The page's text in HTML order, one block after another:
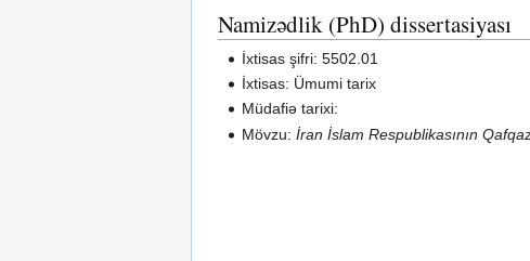
Namizədlik (PhD) dissertasiyası
İxtisas şifri: 5502.01
İxtisas: Ümumi tarix
Müdafiə tarixi:
Mövzu:İran İslam Respublikasının